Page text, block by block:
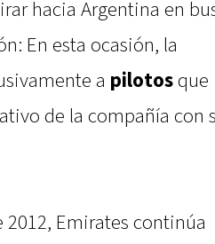
hacia Argentina en
En esta ocasión, la
a pilotosque
de la compañía con
2012, Emirates continúa